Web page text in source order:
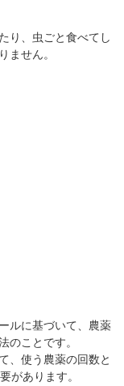
り、虫ごと食べてし
ません。
ルに基づいて、農薬
のことです。
、使う農薬の回数と
があります。